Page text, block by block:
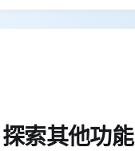
探索其他功能